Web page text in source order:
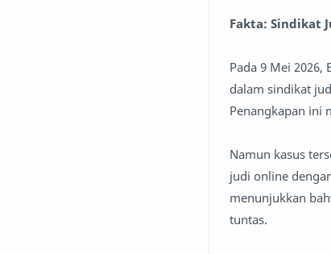
Fakta: Sindikat
Pada 9 Mei
dalam sindikat
Penangkapan ini
Namun kasus
judi online
menunjukkan
tuntas.